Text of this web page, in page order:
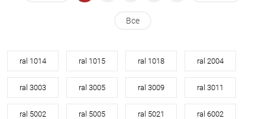
Все
ral 1014 ral 1015 ral 1018 ral 2004
ral 3003 ral 3005 ral 3009 ral 3011
ral 5002 ral 5005 ral 5021 ral 6002